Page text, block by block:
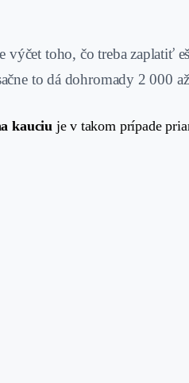
toho, čo treba zaplatiť
to dá dohromady 2 000
kauciuje v takom prípade